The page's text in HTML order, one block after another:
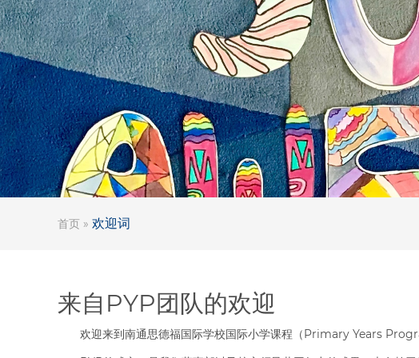
首页 » 欢迎词
来自PYP团队的欢迎
欢迎来到南通思德福国际学校国际小学课程（Primary Years